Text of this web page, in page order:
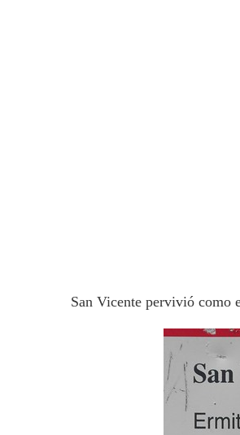
San Vicente pervivió como